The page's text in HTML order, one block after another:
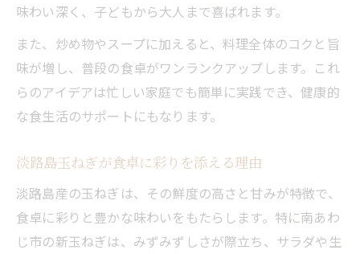
味わい深く、子どもから大人まで喜ばれます。
また、炒め物やスープに加えると、料理全体のコクと旨
味が増し、普段の食卓がワンランクアップします。これ
らのアイデアは忙しい家庭でも簡単に実践でき、健康的
な食生活のサポートにもなります。
淡路島玉ねぎが食卓に彩りを添える理由
淡路島産の玉ねぎは、その鮮度の高さと甘みが特徴で、
食卓に彩りと豊かな味わいをもたらします。特に南あわ
じ市の新玉ねぎは、みずみずしさが際立ち、サラダや生